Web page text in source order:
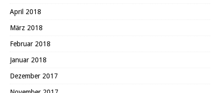
April 2018
März 2018
Februar 2018
Januar 2018
Dezember 2017